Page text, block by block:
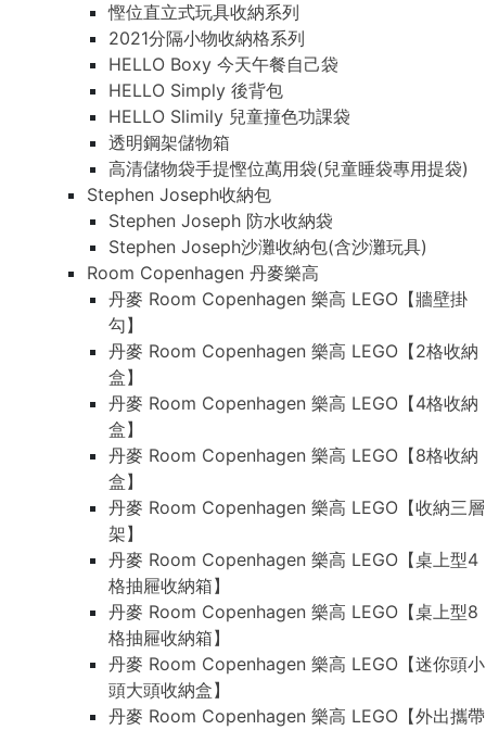
慳位直立式玩具收納系列
2021分隔小物收納格系列
HELLO Boxy 今天午餐自己袋
HELLO Simply 後背包
HELLO Slimily 兒童撞色功課袋
透明鋼架儲物箱
高清儲物袋手提慳位萬用袋(兒童睡袋專用提袋)
Stephen Joseph收納包
Stephen Joseph 防水收納袋
Stephen Joseph沙灘收納包(含沙灘玩具)
Room Copenhagen 丹麥樂高
丹麥 Room Copenhagen 樂高 LEGO【牆壁掛
勾】
丹麥 Room Copenhagen 樂高 LEGO【2格收納
盒】
丹麥 Room Copenhagen 樂高 LEGO【4格收納
盒】
丹麥 Room Copenhagen 樂高 LEGO【8格收納
盒】
丹麥 Room Copenhagen 樂高 LEGO【收納三層
架】
丹麥 Room Copenhagen 樂高 LEGO【桌上型4
格抽屜收納箱】
丹麥 Room Copenhagen 樂高 LEGO【桌上型8
格抽屜收納箱】
丹麥 Room Copenhagen 樂高 LEGO【迷你頭小
頭大頭收納盒】
丹麥 Room Copenhagen 樂高 LEGO【外出攜帶